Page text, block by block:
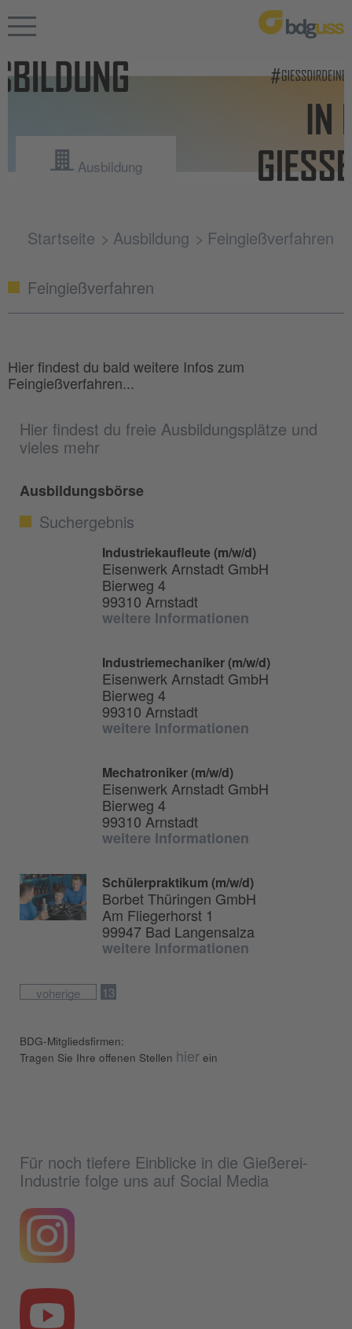
Ausbildung
Startseite Ausbildung Feingießverfahren
Hier findest du freie Ausbildungsplätze und
vieles mehr
Ausbildungsbörse
Suchergebnis
Industriekaufleute (m/w/d)
Eisenwerk Arnstadt GmbH
Bierweg 4
99310 Arnstadt
weitere Informationen
Industriemechaniker (m/w/d)
Eisenwerk Arnstadt GmbH
Bierweg 4
99310 Arnstadt
weitere Informationen
Mechatroniker (m/w/d)
Eisenwerk Arnstadt GmbH
Bierweg 4
99310 Arnstadt
weitere Informationen
Schülerpraktikum (m/w/d)
Borbet Thüringen GmbH
Am Fliegerhorst 1
99947 Bad Langensalza
weitere Informationen
voherige 13
BDG-Mitgliedsfirmen:
Tragen Sie Ihre offenen Stellen hier ein
Für noch tiefere Einblicke in die Gießerei-
Industrie folge uns auf Social Media
Feingießverfahren
Hier findest du bald weitere Infos zum
Feingießverfahren...